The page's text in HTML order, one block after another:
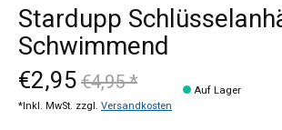
Stardupp
Schwimmend
€2,95€4,95 *
*Inkl. MwSt. zzgl. Versandkosten
Auf Lager